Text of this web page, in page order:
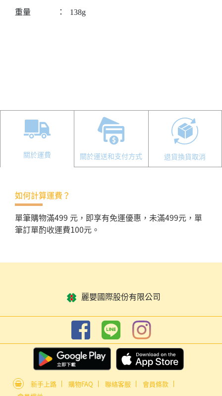
重量
： 138g
關於運費 關於運送和支付方式 退貨換貨取消
如何計算運費？
單筆購物滿499 元，即享有免運優惠，未滿499元，單
筆訂單酌收運費100元。
麗嬰國際股份有限公司
新手上路 購物FAQ 聯絡客服
會員條款